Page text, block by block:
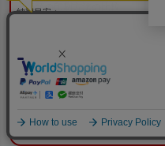
納期目安：—
印刷位置：選択してください
印刷色：—
印刷代：¥0
3種類の印刷方法の比較
名入れ注文の流れ
名入れのよくある質問